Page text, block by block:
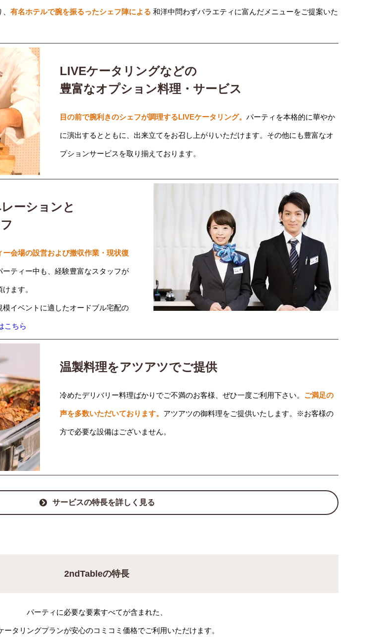
有名ホテルで腕を振るったシェフ陣による 和洋中問わずバラエティに富んだメニューをご提案いた
LIVEケータリングなどの
豊富なオプション料理・サービス
目の前で腕利きのシェフが調理するLIVEケータリング。 パーティを本格的に華やか
に演出するとともに、出来立てをお召し上がりいただけます。その他にも豊富なオ
プションサービスを取り揃えております。
ーションと
ー会場の設営および撤収作業・現状復
ーティー中も、経験豊富なスタッフが
ます。
イベントに適したオードブル宅配の
こちら
温製料理をアツアツでご提供
冷めたデリバリー料理ばかりでご不満のお客様、ぜひ一度ご利用下さい。 ご満足の
声を多数いただいております。 アツアツの御料理をご提供いたします。※お客様の
方で必要な設備はございません。
サービスの特長を詳しく見る
2ndTableの特長
パーティに必要な要素すべてが含まれた、
ータリングプランが安心のコミコミ価格でご利用いただけます。